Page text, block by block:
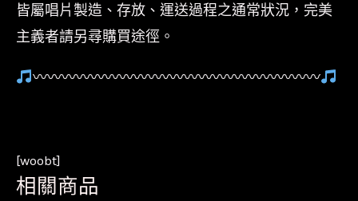
皆屬唱片製造、存放、運送過程之通常狀況，完美
主義者請另尋購買途徑。
〰〰〰〰〰〰〰〰〰〰〰〰〰〰〰〰〰〰〰〰
[woobt]
相關商品